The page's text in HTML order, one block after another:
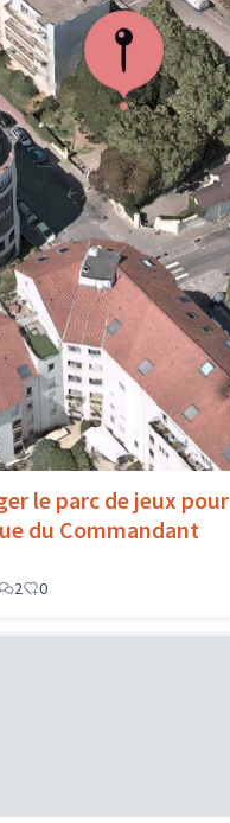
le parc de jeux pour
du Commandant
2 0